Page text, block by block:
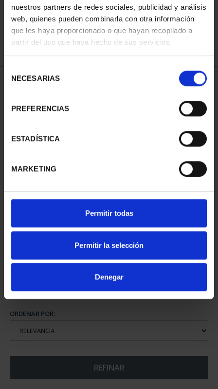
nuestros partners de redes sociales, publicidad y análisis
web, quienes pueden combinarla con otra información
que les haya proporcionado o que hayan recopilado a
partir del uso que haya hecho de sus servicios.
NECESARIAS
PREFERENCIAS
ESTADÍSTICA
MARKETING
Permitir todas
Permitir la selección
Denegar
REFINAR
1 Productos encontrados
CAPITALES ESPAÑOLAS
73,00 €
ORDENAR POR:
REFINAR